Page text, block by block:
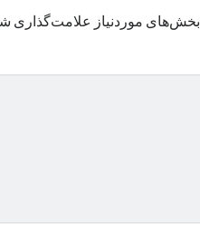
بخش‌های موردنیاز علامت‌گذاری